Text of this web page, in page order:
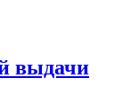
выдачи